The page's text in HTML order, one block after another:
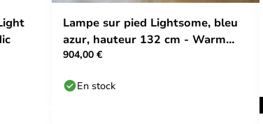
Lampe sur pied Lightsome, bleu
azur, hauteur 132 cm - Warm
Nordic
904,00 €
En stock